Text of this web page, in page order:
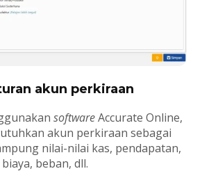
akun perkiraan
softwareAccurate Online,
akun perkiraan sebagai
nilai-nilai kas, pendapatan,
beban, dll.